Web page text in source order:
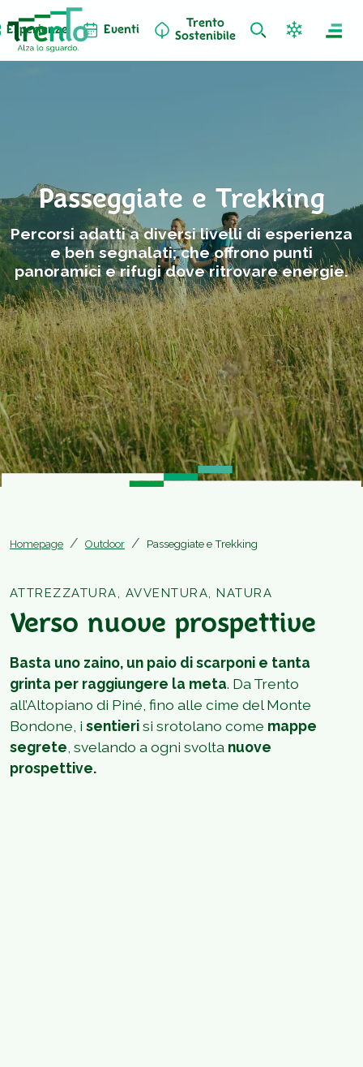
Esperienze Eventi
Trento
Sostenibile
Passeggiate e Trekking
Percorsi adatti a diversi livelli di esperienza
e ben segnalati; che offrono punti
panoramici e rifugi dove ritrovare energie.
Homepage Outdoor Passeggiate e Trekking
ATTREZZATURA, AVVENTURA, NATURA
Verso nuove prospettive
Basta uno zaino, un paio di scarponi e tanta
grinta per raggiungere la meta. Da Trento
all’Altopiano di Piné, fino alle cime del Monte
Bondone, i sentierisi srotolano come mappe
segrete , svelando a ogni svolta nuove
prospettive.